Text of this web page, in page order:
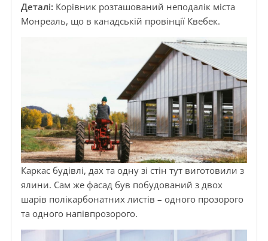
Деталі: Корівник розташований неподалік міста
Монреаль, що в канадській провінції Квебек.
Каркас будівлі, дах та одну зі стін тут виготовили з
ялини. Сам же фасад був побудований з двох
шарів полікарбонатних листів – одного прозорого
та одного напівпрозорого.